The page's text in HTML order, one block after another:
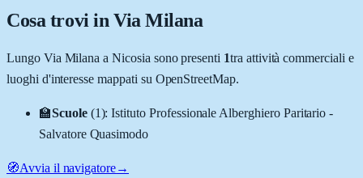
Cosa trovi in Via Milana
Lungo Via Milana aNicosia sono presenti 1tra attività commerciali e
luoghi d'interesse mappati su OpenStreetMap.
🏫Scuole (1):Istituto Professionale Alberghiero Paritario -
Salvatore Quasimodo
🧭Avvia il navigatore→